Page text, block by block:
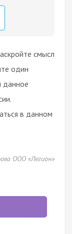
смысл
один
данное
в данном
ООО «Легион»